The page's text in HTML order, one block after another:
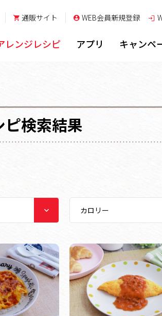
通販サイト WEB会員新規登録
レンジレシピ アプリ キャンペ
ピ検索結果